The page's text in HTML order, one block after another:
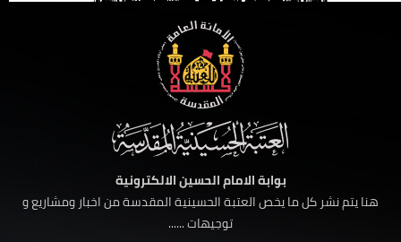
بوابة الامام الحسين الالكترونية
هنا يتم نشر كل ما يخص العتبة الحسينية المقدسة من اخبار ومشاريع و
توجيهات ......